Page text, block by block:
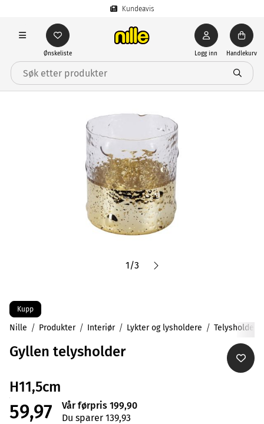
Kundeavis
Ønskeliste Logg inn Handlekurv
1/3
Kupp
Nille Produkter Interiør Lykter og lysholdere Telysholdere
Gyllen telysholder
H11,5cm
59,97
Vår førpris 199,90
Du sparer 139,93